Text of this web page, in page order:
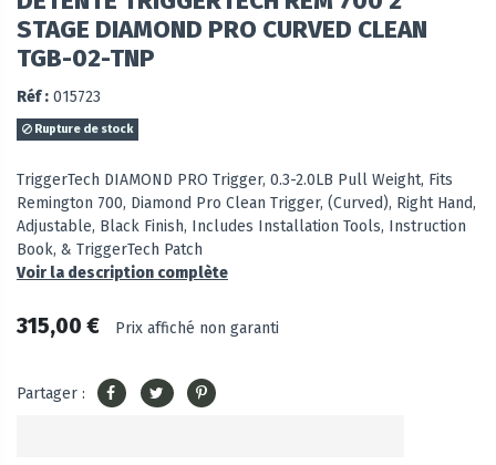
STAGE DIAMOND PRO CURVED CLEAN
TGB-02-TNP
Réf : 015723
Rupture de stock
TriggerTech DIAMOND PRO Trigger, 0.3-2.0LB Pull Weight, Fits
Remington 700, Diamond Pro Clean Trigger, (Curved), Right Hand,
Adjustable, Black Finish, Includes Installation Tools, Instruction
Book, & TriggerTech Patch
Voir la description complète
315,00 € Prix affiché non garanti
Partager :